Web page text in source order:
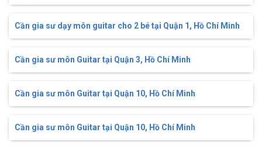
Cần gia sư dạy môn guitar cho 2 bé tại Quận 1, Hồ Chí Minh
Cần gia sư môn Guitar tại Quận 3, Hồ Chí Minh
Cần gia sư môn Guitar tại Quận 10, Hồ Chí Minh
Cần gia sư môn Guitar tại Quận 10, Hồ Chí Minh